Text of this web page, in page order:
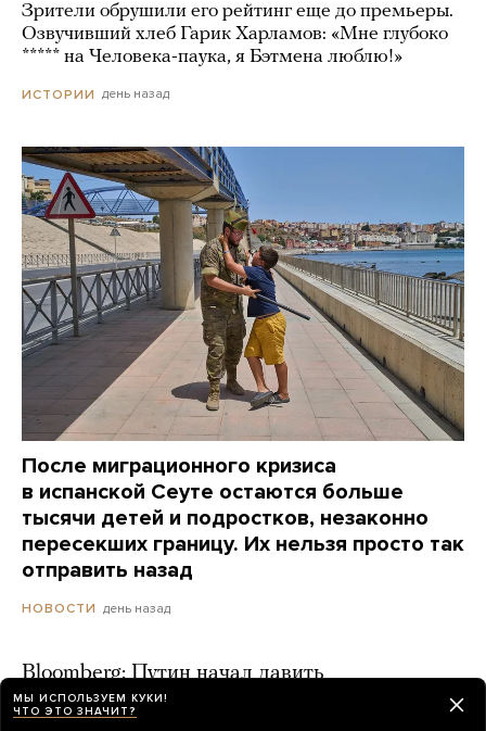
Зрители обрушили его рейтинг еще до премьеры.
Озвучивший хлеб Гарик Харламов: «Мне глубоко
***** на Человека-паука, я Бэтмена люблю!»
ИСТОРИИ день назад
После миграционного кризиса
в испанской Сеуте остаются больше
тысячи детей и подростков, незаконно
пересекших границу. Их нельзя просто так
отправить назад
НОВОСТИ день назад
Bloomberg: Путин начал давить
на Набиуллину из-за ключевой ставки
МЫ ИСПОЛЬЗУЕМ КУКИ!
ЧТО ЭТО ЗНАЧИТ?